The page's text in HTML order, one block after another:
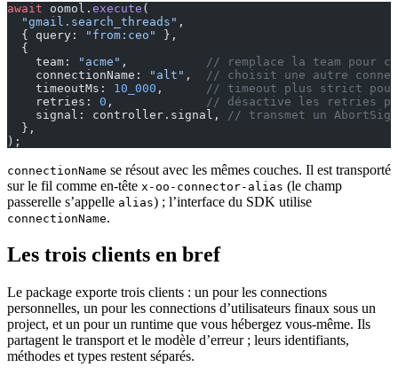
await oomol. execute (
  "gmail.search_threads"
,
  { query:
"from:ceo"
},
  {
    team:
"acme" ,
// remplace la team pour
    connectionName:
"alt" ,
// choisit une autre
    timeoutMs:
10_000 ,
// timeout plus strict
    retries:
0 ,
// désactive les retries
    signal: controller.signal,
// transmet un
  },
);
connectionName se résout avec les mêmes couches. Il est transporté
sur le fil comme en-tête x-oo-connector-alias (le champ
passerelle s’appelle alias) ; l’interface du SDK utilise
connectionName.
Les trois clients en bref
Le package exporte trois clients : un pour les connections
personnelles, un pour les connections d’utilisateurs finaux sous un
project, et un pour un runtime que vous hébergez vous-même. Ils
partagent le transport et le modèle d’erreur ; leurs identifiants,
méthodes et types restent séparés.